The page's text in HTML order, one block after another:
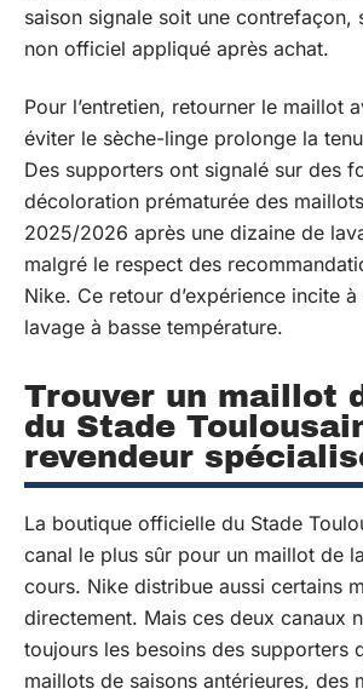
saison signale soit une contrefaçon,
non officiel appliqué après achat.
Pour l’entretien, retourner le maillot
éviter le sèche-linge prolonge la
Des supporters ont signalé sur des
décoloration prématurée des
2025/2026 après une dizaine de
malgré le respect des
Nike. Ce retour d’expérience incite
lavage à basse température.
Trouver un maillot
du Stade
revendeur
La boutique officielle du Stade
canal le plus sûr pour un maillot de
cours. Nike distribue aussi certains
directement. Mais ces deux canaux
toujours les besoins des supporters
maillots de saisons antérieures, des